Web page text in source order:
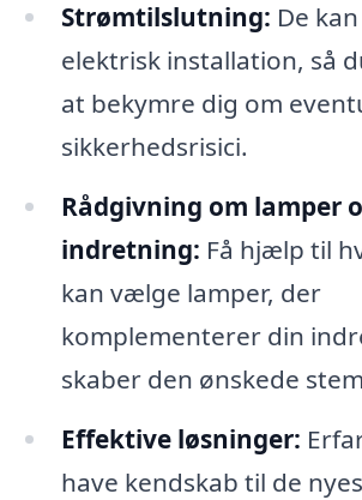
Strømtilslutning: De
elektrisk installation, så
at bekymre dig om
sikkerhedsrisici.
Rådgivning om lamper
indretning: Få hjælp til
kan vælge lamper, der
komplementerer din
skaber den ønskede
Effektive løsninger:
have kendskab til de